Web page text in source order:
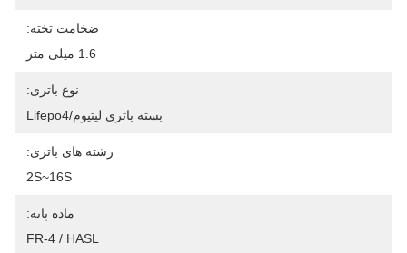
ضخامت تخته:
1.6 میلی متر
نوع باتری:
بسته باتری لیتیوم/Lifepo4
رشته های باتری:
2S~16S
ماده پایه:
FR-4 / HASL